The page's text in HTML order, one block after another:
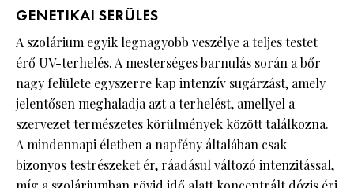
GENETIKAI SÉRÜLÉS
A szolárium egyik legnagyobb veszélye a teljes testet
érő UV-terhelés. A mesterséges barnulás során a bőr
nagy felülete egyszerre kap intenzív sugárzást, amely
jelentősen meghaladja azt a terhelést, amellyel a
szervezet természetes körülmények között találkozna.
A mindennapi életben a napfény általában csak
bizonyos testrészeket ér, ráadásul változó intenzitással,